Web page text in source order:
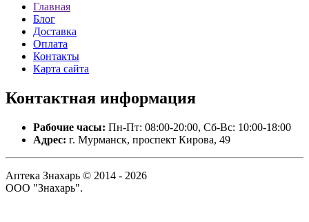
Главная
Блог
Доставка
Оплата
Контакты
Карта сайта
Контактная информация
Рабочие часы: Пн-Пт: 08:00-20:00, Сб-Вс: 10:00-18:00
Адрес: г. Мурманск, проспект Кирова, 49
Аптека Знахарь © 2014 - 2026
ООО "Знахарь".